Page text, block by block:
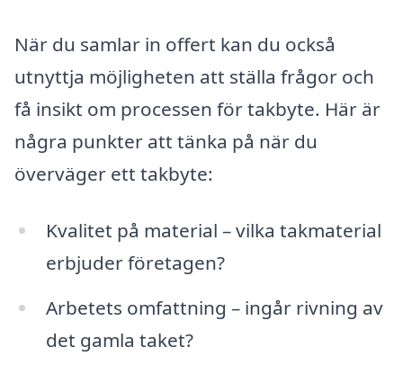
När du samlar in offert kan du också
utnyttja möjligheten att ställa frågor och
få insikt om processen för takbyte. Här är
några punkter att tänka på när du
överväger ett takbyte:
Kvalitet på material – vilka takmaterial
erbjuder företagen?
Arbetets omfattning – ingår rivning av
det gamla taket?